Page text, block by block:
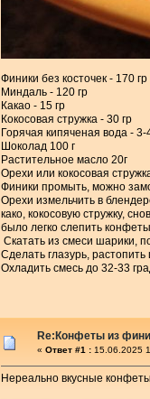
Финики без косточек - 170 гр
Миндаль - 120 гр
Какао - 15 гр
Кокосовая стружка - 30 гр
Горячая кипяченая вода - 3-
Шоколад 100 г
Растительное масло 20г
Орехи или кокосовая
Финики промыть, можно
Орехи измельчить в
како, кокосовую стружку,
было легко слепить
Скатать из смеси шарики,
Сделать глазурь,
Охладить смесь до 32-33
Re:Конфеты из
« Ответ #1 : 15.06.2025
Нереально вкусные